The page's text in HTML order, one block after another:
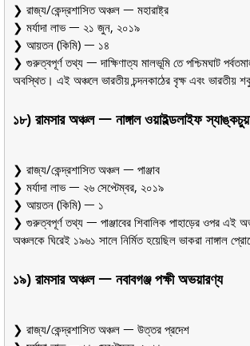
❯ রাজ্য/কেন্দ্রশাসিত অঞ্চল ᅳ মহারাষ্ট্র
❯ মর্যাদা লাভ ᅳ ২১ জুন, ২০১৯
❯ আয়তন (কিমি) ᅳ ১৪
❯ গুরুত্বপূর্ণ তথ্য ᅳ দাক্ষিণাত্য মালভূমি তে পশ্চিমঘাট
অবস্থিত। এই অঞ্চলে ভারতীয় চন্দনকাঠের বৃক্ষ এবং ভারতীয়
১৮) রামসার অঞ্চল ᅳ নাঙ্গাল ওয়াইল্ডলাইফ
❯ রাজ্য/কেন্দ্রশাসিত অঞ্চল ᅳ পাঞ্জাব
❯ মর্যাদা লাভ ᅳ ২৬ সেপ্টেম্বর, ২০১৯
❯ আয়তন (কিমি) ᅳ ১
❯ গুরুত্বপূর্ণ তথ্য ᅳ পাঞ্জাবের শিবালিক পাহাড়ের ওপর এই
অঞ্চলকে ঘিরেই ১৯৬১ সালে নির্মিত হয়েছিল ভাকরা নাঙ্গাল
১৯) রামসার অঞ্চল ᅳ নবাবগঞ্জ পক্ষী অভয়ারণ্য
❯ রাজ্য/কেন্দ্রশাসিত অঞ্চল ᅳ উত্তর প্রদেশ